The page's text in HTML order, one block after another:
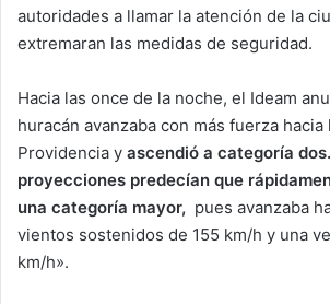
autoridades a llamar la atención de la
extremaran las medidas de seguridad.
Hacia las once de la noche, el Ideam
huracán avanzaba con más fuerza hacia
Providencia y ascendió a categoría
proyecciones predecían que
una categoría mayor, pues avanzaba
vientos sostenidos de 155 km/h y una
km/h».